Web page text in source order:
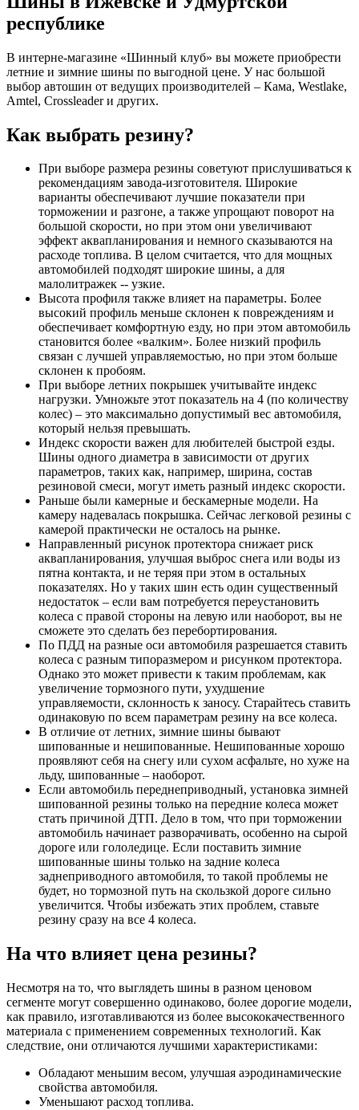
республике
В интерне-магазине «Шинный клуб» вы можете приобрести
летние и зимние шины по выгодной цене. У нас большой
выбор автошин от ведущих производителей – Кама, Westlake,
Amtel, Crossleader и других.
Как выбрать резину?
При выборе размера резины советуют прислушиваться к
рекомендациям завода-изготовителя. Широкие
варианты обеспечивают лучшие показатели при
торможении и разгоне, а также упрощают поворот на
большой скорости, но при этом они увеличивают
эффект аквапланирования и немного сказываются на
расходе топлива. В целом считается, что для мощных
автомобилей подходят широкие шины, а для
малолитражек -- узкие.
Высота профиля также влияет на параметры. Более
высокий профиль меньше склонен к повреждениям и
обеспечивает комфортную езду, но при этом автомобиль
становится более «валким». Более низкий профиль
связан с лучшей управляемостью, но при этом больше
склонен к пробоям.
При выборе летних покрышек учитывайте индекс
нагрузки. Умножьте этот показатель на 4 (по количеству
колес) – это максимально допустимый вес автомобиля,
который нельзя превышать.
Индекс скорости важен для любителей быстрой езды.
Шины одного диаметра в зависимости от других
параметров, таких как, например, ширина, состав
резиновой смеси, могут иметь разный индекс скорости.
Раньше были камерные и бескамерные модели. На
камеру надевалась покрышка. Сейчас легковой резины с
камерой практически не осталось на рынке.
Направленный рисунок протектора снижает риск
аквапланирования, улучшая выброс снега или воды из
пятна контакта, и не теряя при этом в остальных
показателях. Но у таких шин есть один существенный
недостаток – если вам потребуется переустановить
колеса с правой стороны на левую или наоборот, вы не
сможете это сделать без перебортирования.
По ПДД на разные оси автомобиля разрешается ставить
колеса с разным типоразмером и рисунком протектора.
Однако это может привести к таким проблемам, как
увеличение тормозного пути, ухудшение
управляемости, склонность к заносу. Старайтесь ставить
одинаковую по всем параметрам резину на все колеса.
В отличие от летних, зимние шины бывают
шипованные и нешипованные. Нешипованные хорошо
проявляют себя на снегу или сухом асфальте, но хуже на
льду, шипованные – наоборот.
Если автомобиль переднеприводный, установка зимней
шипованной резины только на передние колеса может
стать причиной ДТП. Дело в том, что при торможении
автомобиль начинает разворачивать, особенно на сырой
дороге или гололедице. Если поставить зимние
шипованные шины только на задние колеса
заднеприводного автомобиля, то такой проблемы не
будет, но тормозной путь на скользкой дороге сильно
увеличится. Чтобы избежать этих проблем, ставьте
резину сразу на все 4 колеса.
На что влияет цена резины?
Несмотря на то, что выглядеть шины в разном ценовом
сегменте могут совершенно одинаково, более дорогие модели,
как правило, изготавливаются из более высококачественного
материала с применением современных технологий. Как
следствие, они отличаются лучшими характеристиками:
Обладают меньшим весом, улучшая аэродинамические
свойства автомобиля.
Уменьшают расход топлива.